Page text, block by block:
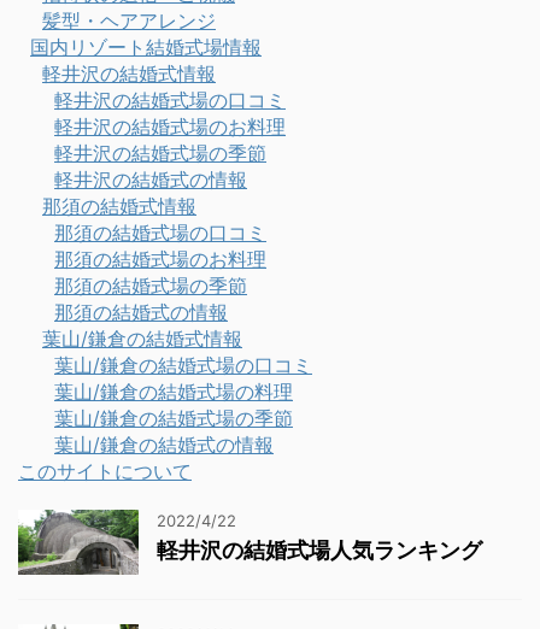
髪型・ヘアアレンジ
国内リゾート結婚式場情報
軽井沢の結婚式情報
軽井沢の結婚式場の口コミ
軽井沢の結婚式場のお料理
軽井沢の結婚式場の季節
軽井沢の結婚式の情報
那須の結婚式情報
那須の結婚式場の口コミ
那須の結婚式場のお料理
那須の結婚式場の季節
那須の結婚式の情報
葉山/鎌倉の結婚式情報
葉山/鎌倉の結婚式場の口コミ
葉山/鎌倉の結婚式場の料理
葉山/鎌倉の結婚式場の季節
葉山/鎌倉の結婚式の情報
このサイトについて
2022/4/22
軽井沢の結婚式場人気ランキング